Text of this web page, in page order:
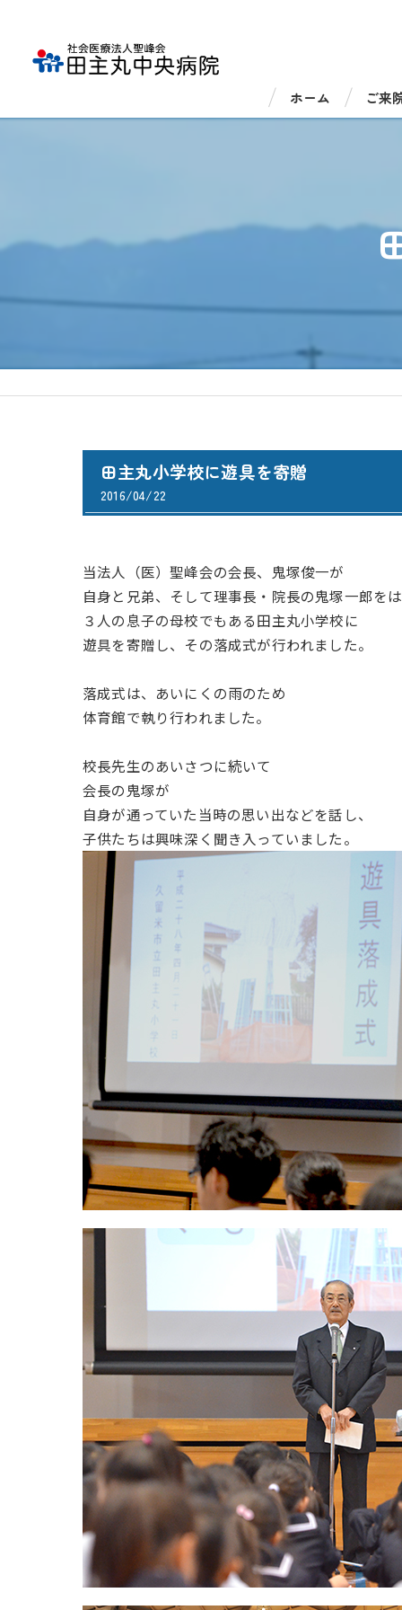
ホーム ご来
医療
田主丸小学校に遊具を寄贈
2016/04/22
当法人（医）聖峰会の会長、鬼塚俊一が
自身と兄弟、そして理事長・院長の鬼塚一郎を
３人の息子の母校でもある田主丸小学校に
遊具を寄贈し、その落成式が行われました。
落成式は、あいにくの雨のため
体育館で執り行われました。
校長先生のあいさつに続いて
会長の鬼塚が
自身が通っていた当時の思い出などを話し、
子供たちは興味深く聞き入っていました。